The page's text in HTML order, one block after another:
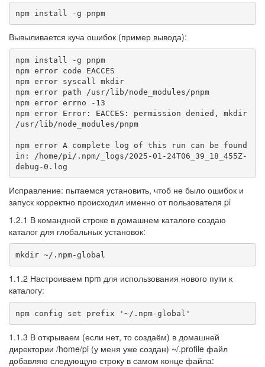
npm install -g pnpm
Вывыливается куча ошибок (пример вывода):
npm install -g pnpm
npm error code EACCES
npm error syscall mkdir
npm error path /usr/lib/node_modules/pnpm
npm error errno -13
npm error Error: EACCES: permission denied, mkdir
/usr/lib/node_modules/pnpm
npm error A complete log of this run can be found
in: /home/pi/.npm/_logs/2025-01-24T06_39_18_455Z-
debug-0.log
Исправление: пытаемся установить, чтоб не было ошибок и
запуск корректно происходил именно от пользователя pi
1.2.1 В командной строке в домашнем каталоге создаю
каталог для глобальных установок:
mkdir ~/.npm-global
1.1.2 Настроиваем npm для использования нового пути к
каталогу:
npm config set prefix '~/.npm-global'
1.1.3 В открываем (если нет, то создаём) в домашней
директории /home/pi (у меня уже создан) ~/.profile файл
добавляю следующую строку в самом конце файла: